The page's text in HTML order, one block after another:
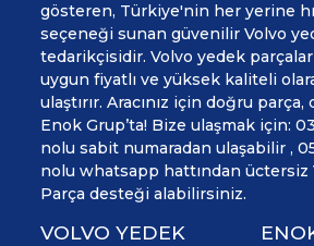
gösteren, Türkiye'nin her yerine
seçeneği sunan güvenilir Volvo
tedarikçisidir. Volvo yedek
uygun fiyatlı ve yüksek kaliteli
ulaştırır. Aracınız için doğru
Enok Grup’ta! Bize ulaşmak için:
nolu sabit numaradan ulaşabilir ,
nolu whatsapp hattından üctersiz
Parça desteği alabilirsiniz.
VOLVO YEDEK